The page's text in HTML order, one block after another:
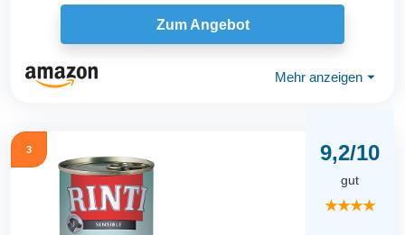
Zum Angebot
Mehr anzeigen ⏷
3 9,2/10
gut
★★★★